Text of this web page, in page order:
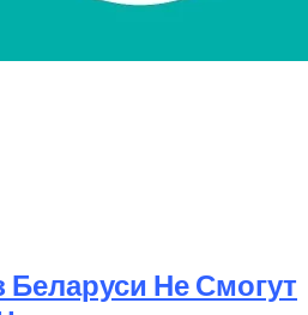
Не Смогут